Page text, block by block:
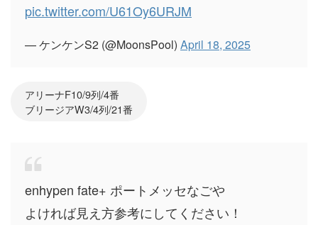
pic.twitter.com/U61Oy6URJM
— ケンケンS2 (@MoonsPool) April 18, 2025
アリーナF10/9列/4番
ブリージアW3/4列/21番
enhypen fate+ ポートメッセなごや
よければ見え方参考にしてください！